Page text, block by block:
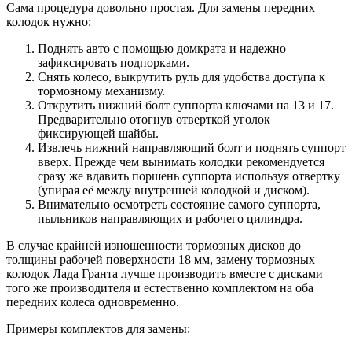
Сама процедура довольно простая. Для замены передних
колодок нужно:
Поднять авто с помощью домкрата и надежно
зафиксировать подпорками.
Снять колесо, выкрутить руль для удобства доступа к
тормозному механизму.
Открутить нижний болт суппорта ключами на 13 и 17.
Предварительно отогнув отверткой уголок
фиксирующей шайбы.
Извлечь нижний направляющий болт и поднять суппорт
вверх. Прежде чем вынимать колодки рекомендуется
сразу же вдавить поршень суппорта используя отвертку
(упирая её между внутренней колодкой и диском).
Внимательно осмотреть состояние самого суппорта,
пыльников направляющих и рабочего цилиндра.
В случае крайней изношенности тормозных дисков до
толщины рабочей поверхности 18 мм, замену тормозных
колодок Лада Гранта лучше производить вместе с дисками
того же производителя и естественно комплектом на оба
передних колеса одновременно.
Примеры комплектов для замены: